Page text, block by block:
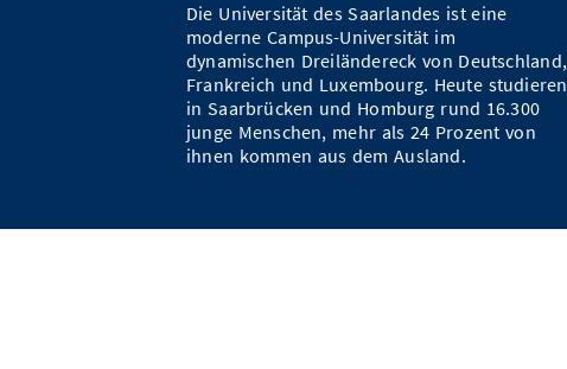
Die Universität des Saarlandes ist eine
moderne Campus-Universität im
dynamischen Dreiländereck von Deutschland,
Frankreich und Luxembourg. Heute studieren
in Saarbrücken und Homburg rund 16.300
junge Menschen, mehr als 24 Prozent von
ihnen kommen aus dem Ausland.